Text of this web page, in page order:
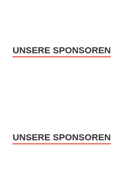
UNSERE SPONSOREN
UNSERE SPONSOREN